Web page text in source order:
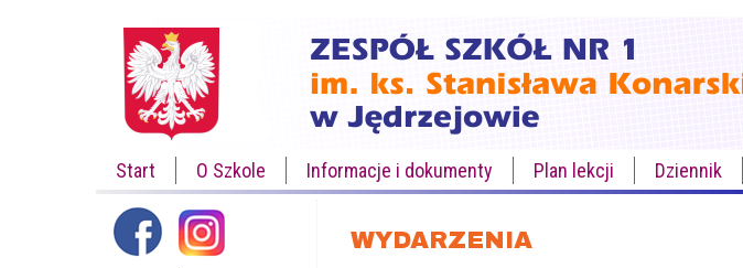
Start O Szkole Informacje i dokumenty Plan lekcji Dziennik
WYDARZENIA